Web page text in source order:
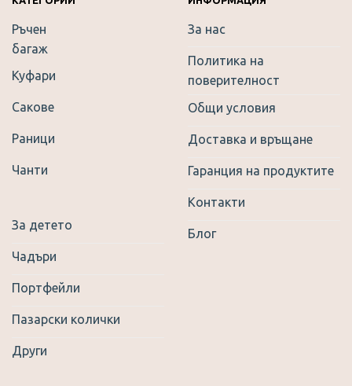
Ръчен
багаж
Куфари
Сакове
Раници
Чанти
За детето
Чадъри
Портфейли
Пазарски колички
Други
За нас
Политика на
поверителност
Общи условия
Доставка и връщане
Гаранция на продуктите
Контакти
Блог